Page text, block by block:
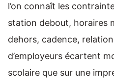
l’on connaît les
station debout, horaires
dehors, cadence,
d’employeurs écartent
scolaire que sur une